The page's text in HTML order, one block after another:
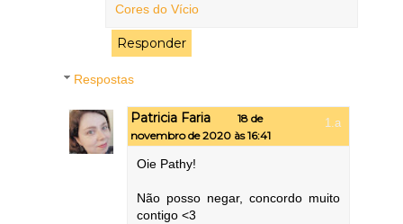
Cores do Vício
Responder
Respostas
Patricia Faria
18 de
novembro de 2020 às 16:41
Oie Pathy!
Não posso negar, concordo muito
contigo <3